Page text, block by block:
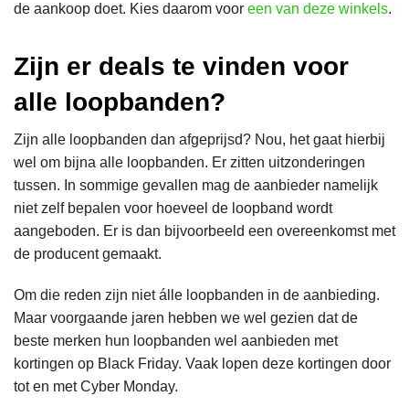
de aankoop doet. Kies daarom voor een van deze winkels.
Zijn er deals te vinden voor
alle loopbanden?
Zijn alle loopbanden dan afgeprijsd? Nou, het gaat hierbij
wel om bijna alle loopbanden. Er zitten uitzonderingen
tussen. In sommige gevallen mag de aanbieder namelijk
niet zelf bepalen voor hoeveel de loopband wordt
aangeboden. Er is dan bijvoorbeeld een overeenkomst met
de producent gemaakt.
Om die reden zijn niet álle loopbanden in de aanbieding.
Maar voorgaande jaren hebben we wel gezien dat de
beste merken hun loopbanden wel aanbieden met
kortingen op Black Friday. Vaak lopen deze kortingen door
tot en met Cyber Monday.